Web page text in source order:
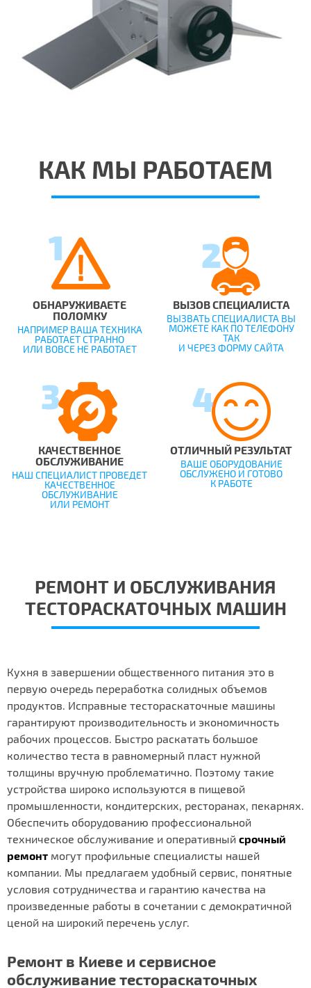
КАК МЫ РАБОТАЕМ
ОБНАРУЖИВАЕТЕ
ПОЛОМКУ
НАПРИМЕР ВАША ТЕХНИКА
РАБОТАЕТ СТРАННО
ИЛИ ВОВСЕ НЕ РАБОТАЕТ
ВЫЗОВ СПЕЦИАЛИСТА
ВЫЗВАТЬ СПЕЦИАЛИСТА ВЫ
МОЖЕТЕ КАК ПО ТЕЛЕФОНУ
ТАК
И ЧЕРЕЗ ФОРМУ САЙТА
КАЧЕСТВЕННОЕ
ОБСЛУЖИВАНИЕ
НАШ СПЕЦИАЛИСТ ПРОВЕДЕТ
КАЧЕСТВЕННОЕ
ОБСЛУЖИВАНИЕ
ИЛИ РЕМОНТ
ОТЛИЧНЫЙ РЕЗУЛЬТАТ
ВАШЕ ОБОРУДОВАНИЕ
ОБСЛУЖЕНО И ГОТОВО
К РАБОТЕ
РЕМОНТ И ОБСЛУЖИВАНИЯ
ТЕСТОРАСКАТОЧНЫХ МАШИН
Кухня в завершении общественного питания это в
первую очередь переработка солидных объемов
продуктов. Исправные тестораскаточные машины
гарантируют производительность и экономичность
рабочих процессов. Быстро раскатать большое
количество теста в равномерный пласт нужной
толщины вручную проблематично. Поэтому такие
устройства широко используются в пищевой
промышленности, кондитерских, ресторанах, пекарнях.
Обеспечить оборудованию профессиональной
техническое обслуживание и оперативный срочный
ремонт могут профильные специалисты нашей
компании. Мы предлагаем удобный сервис, понятные
условия сотрудничества и гарантию качества на
произведенные работы в сочетании с демократичной
ценой на широкий перечень услуг.
Ремонт в Киеве и сервисное
обслуживание тестораскаточных